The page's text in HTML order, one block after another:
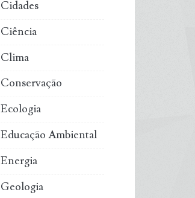
Cidades
Ciência
Clima
Conservação
Ecologia
Educação Ambiental
Energia
Geologia